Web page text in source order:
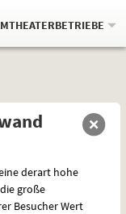
derart hohe
große
Besucher Wert